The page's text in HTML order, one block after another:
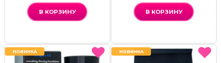
В КОРЗИНУ В КОРЗИНУ
НОВИНКА
НОВИНКА НОВИНКА
НОВИНКА